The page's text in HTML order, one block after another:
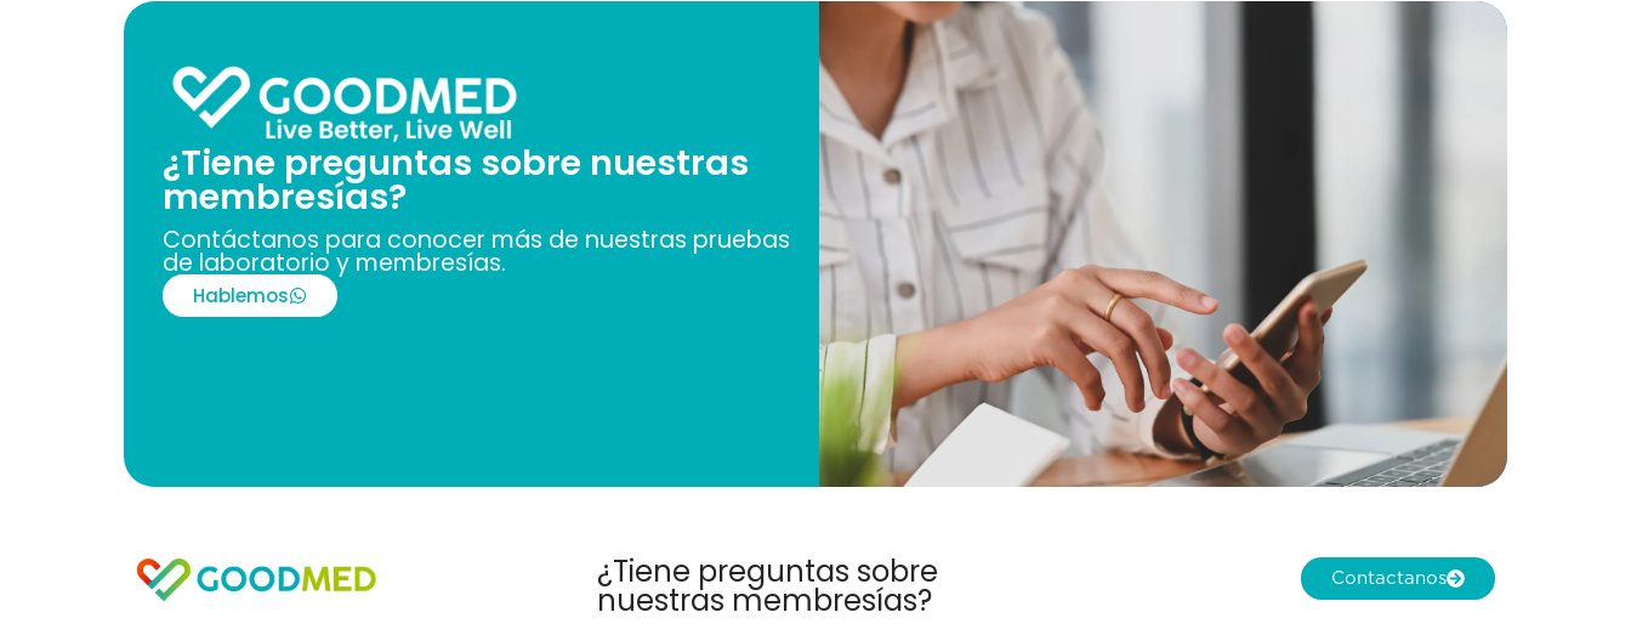
¿Tiene preguntas sobre nuestras
membresías?
Contáctanos para conocer más de nuestras pruebas
de laboratorio y membresías.
Hablemos
¿Tiene preguntas sobre
nuestras membresías?
Contactanos